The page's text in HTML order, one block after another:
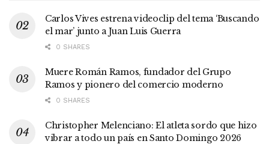
Carlos Vives estrena videoclip del tema ‘Buscando
el mar’ junto a Juan Luis Guerra
0 SHARES
Muere Román Ramos, fundador del Grupo
Ramos y pionero del comercio moderno
0 SHARES
Christopher Melenciano: El atleta sordo que hizo
vibrar a todo un país en Santo Domingo 2026